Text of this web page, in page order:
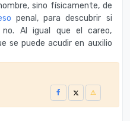
sino físicamente, de
penal, para descubrir si
Al igual que el careo,
se puede acudir en auxilio